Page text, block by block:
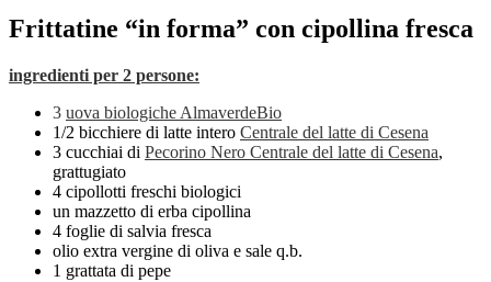
Frittatine “in forma” con cipollina fresca
ingredienti per 2 persone:
3 uova biologiche AlmaverdeBio
1/2 bicchiere di latte intero Centrale del latte di Cesena
3 cucchiai di Pecorino Nero Centrale del latte di Cesena,
grattugiato
4 cipollotti freschi biologici
un mazzetto di erba cipollina
4 foglie di salvia fresca
olio extra vergine di oliva e sale q.b.
1 grattata di pepe